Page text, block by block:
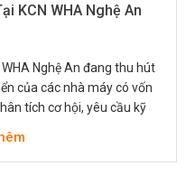
KCN WHA Nghệ An
Nghệ An đang thu hút
của các nhà máy có vốn
tích cơ hội, yêu cầu kỹ